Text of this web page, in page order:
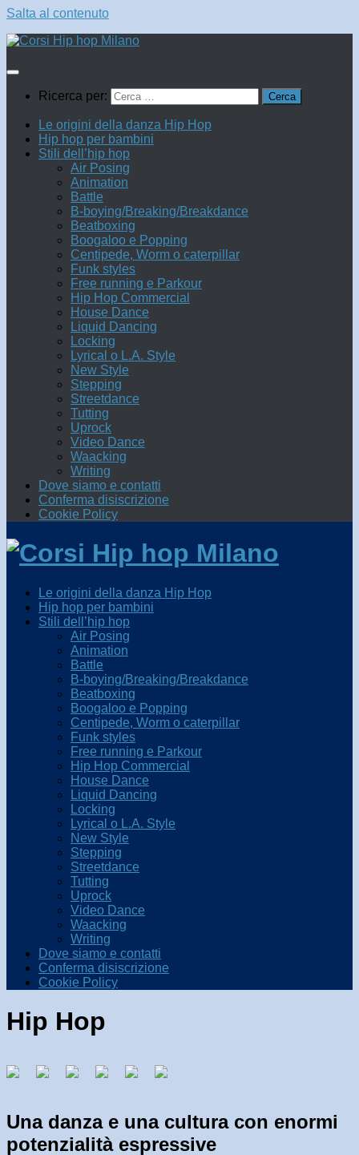
Salta al contenuto
Ricerca per:
Le origini della danza Hip Hop
Hip hop per bambini
Stili dell’hip hop
Air Posing
Animation
Battle
B-boying/Breaking/Breakdance
Beatboxing
Boogaloo e Popping
Centipede, Worm o caterpillar
Funk styles
Free running e Parkour
Hip Hop Commercial
House Dance
Liquid Dancing
Locking
Lyrical o L.A. Style
New Style
Stepping
Streetdance
Tutting
Uprock
Video Dance
Waacking
Writing
Dove siamo e contatti
Conferma disiscrizione
Cookie Policy
Le origini della danza Hip Hop
Hip hop per bambini
Stili dell’hip hop
Air Posing
Animation
Battle
B-boying/Breaking/Breakdance
Beatboxing
Boogaloo e Popping
Centipede, Worm o caterpillar
Funk styles
Free running e Parkour
Hip Hop Commercial
House Dance
Liquid Dancing
Locking
Lyrical o L.A. Style
New Style
Stepping
Streetdance
Tutting
Uprock
Video Dance
Waacking
Writing
Dove siamo e contatti
Conferma disiscrizione
Cookie Policy
Hip Hop
Una danza e una cultura con enormi
potenzialità espressive